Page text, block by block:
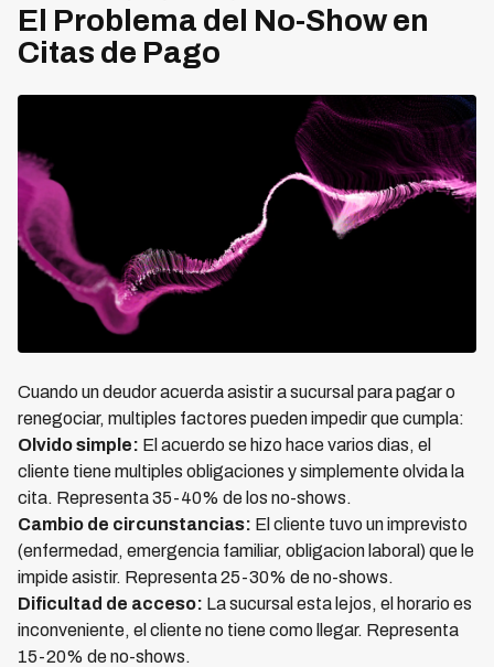
El Problema del No-Show en
Citas de Pago
Cuando un deudor acuerda asistir a sucursal para pagar o
renegociar, multiples factores pueden impedir que cumpla:
Olvido simple: El acuerdo se hizo hace varios dias, el
cliente tiene multiples obligaciones y simplemente olvida la
cita. Representa 35-40% de los no-shows.
Cambio de circunstancias: El cliente tuvo un imprevisto
(enfermedad, emergencia familiar, obligacion laboral) que le
impide asistir. Representa 25-30% de no-shows.
Dificultad de acceso: La sucursal esta lejos, el horario es
inconveniente, el cliente no tiene como llegar. Representa
15-20% de no-shows.